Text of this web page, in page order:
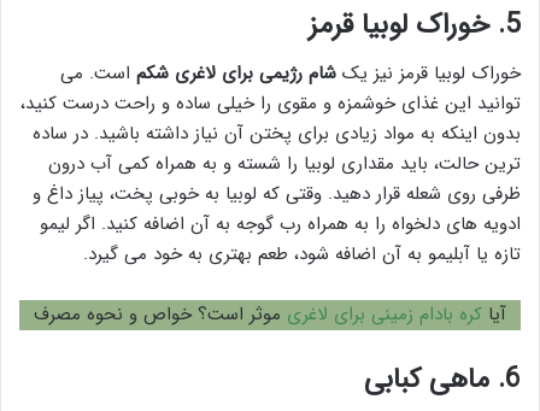
5. خوراک لوبیا قرمز
خوراک لوبیا قرمز نیز یک شام رژیمی برای لاغری شکم است. می
توانید این غذای خوشمزه و مقوی را خیلی ساده و راحت درست کنید،
بدون اینکه به مواد زیادی برای پختن آن نیاز داشته باشید. در ساده
ترین حالت، باید مقداری لوبیا را شسته و به همراه کمی آب درون
ظرفی روی شعله قرار دهید. وقتی که لوبیا به خوبی پخت، پیاز داغ و
ادویه های دلخواه را به همراه رب گوجه به آن اضافه کنید. اگر لیمو
تازه یا آبلیمو به آن اضافه شود، طعم بهتری به خود می گیرد.
آیا کره بادام زمینی برای لاغری موثر است؟ خواص و نحوه مصرف
6. ماهی کبابی